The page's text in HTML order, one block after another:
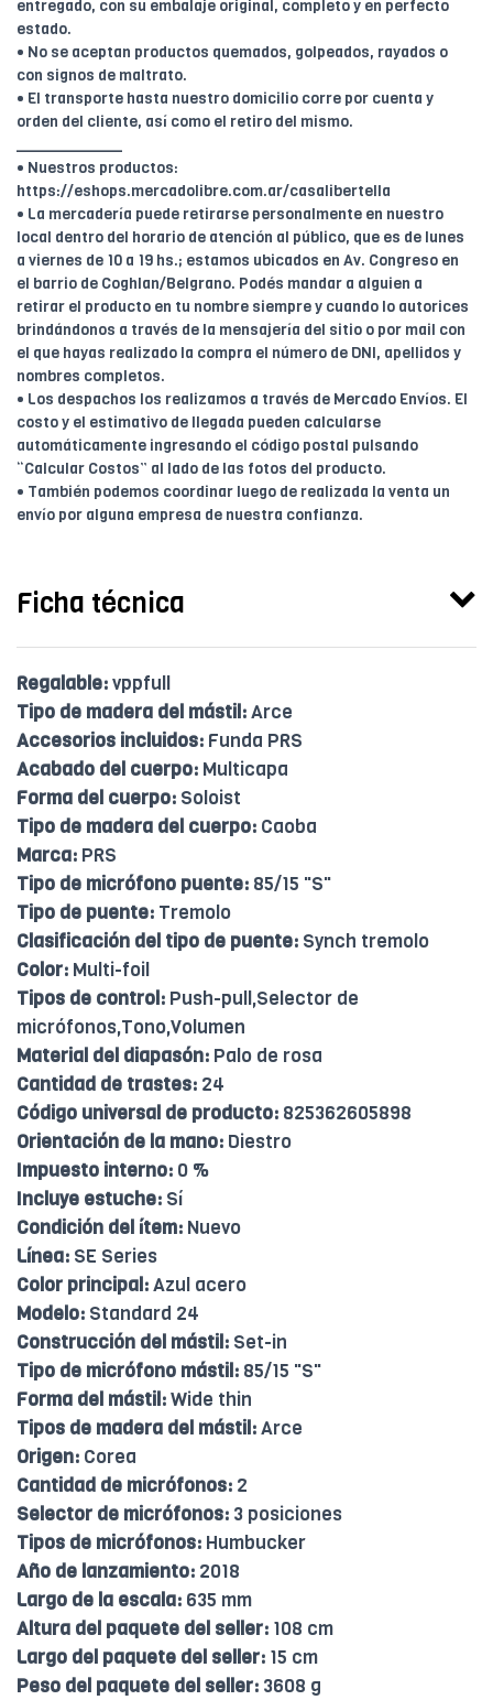
entregado, con su embalaje original, completo y en perfecto
estado.
• No se aceptan productos quemados, golpeados, rayados o
con signos de maltrato.
• El transporte hasta nuestro domicilio corre por cuenta y
orden del cliente, así como el retiro del mismo.
• Nuestros productos:
https://eshops.mercadolibre.com.ar/casalibertella
• La mercadería puede retirarse personalmente en nuestro
local dentro del horario de atención al público, que es de lunes
a viernes de 10 a 19 hs.; estamos ubicados en Av. Congreso en
el barrio de Coghlan/Belgrano. Podés mandar a alguien a
retirar el producto en tu nombre siempre y cuando lo autorices
brindándonos a través de la mensajería del sitio o por mail con
el que hayas realizado la compra el número de DNI, apellidos y
nombres completos.
• Los despachos los realizamos a través de Mercado Envíos. El
costo y el estimativo de llegada pueden calcularse
automáticamente ingresando el código postal pulsando
“Calcular Costos” al lado de las fotos del producto.
• También podemos coordinar luego de realizada la venta un
envío por alguna empresa de nuestra confianza.
Ficha técnica
Regalable:vppfull
Tipo de madera del mástil:Arce
Accesorios incluidos: Funda PRS
Acabado del cuerpo: Multicapa
Forma del cuerpo: Soloist
Tipo de madera del cuerpo: Caoba
Marca: PRS
Tipo de micrófono puente: 85/15 "S"
Tipo de puente: Tremolo
Clasificación del tipo de puente: Synch tremolo
Color: Multi-foil
Tipos de control: Push-pull,Selector de
micrófonos,Tono,Volumen
Material del diapasón: Palo de rosa
Cantidad de trastes: 24
Código universal de producto: 825362605898
Orientación de la mano: Diestro
Impuesto interno: 0 %
Incluye estuche: Sí
Condición del ítem: Nuevo
Línea: SE Series
Color principal:Azul acero
Modelo: Standard 24
Construcción del mástil: Set-in
Tipo de micrófono mástil: 85/15 "S"
Forma del mástil:Wide thin
Tipos de madera del mástil:Arce
Origen: Corea
Cantidad de micrófonos: 2
Selector de micrófonos: 3 posiciones
Tipos de micrófonos: Humbucker
Año de lanzamiento: 2018
Largo de la escala: 635 mm
Altura del paquete del seller: 108 cm
Largo del paquete del seller: 15 cm
Peso del paquete del seller: 3608 g